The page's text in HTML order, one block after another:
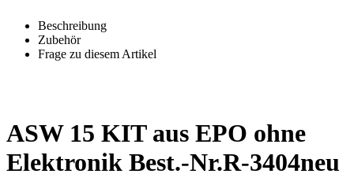
Beschreibung
Zubehör
Frage zu diesem Artikel
ASW 15 KIT aus EPO ohne
Elektronik Best.-Nr.R-3404neu